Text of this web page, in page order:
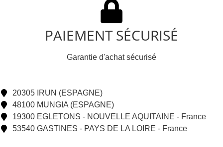
PAIEMENT SÉCURISÉ
Garantie d'achat sécurisé
20305 IRUN (ESPAGNE)
48100 MUNGIA (ESPAGNE)
19300 EGLETONS - NOUVELLE AQUITAINE - France
53540 GASTINES - PAYS DE LA LOIRE - France